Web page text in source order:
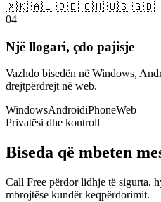
🇽🇰 🇦🇱 🇩🇪 🇨🇭 🇺🇸 🇬🇧
04
Një llogari, çdo pajisje
Vazhdo bisedën në Windows,
drejtpërdrejt në web.
WindowsAndroidiPhoneWeb
Privatësi dhe kontroll
Biseda që mbeten
Call Free përdor lidhje të sigurta,
mbrojtëse kundër keqpërdorimit.